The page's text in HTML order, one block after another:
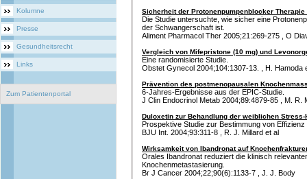
Kolumne
Presse
Gesundheitsrecht
Links
Zum Patientenportal
Sicherheit der Protonenpumpenblocker
Die Studie untersuchte, wie sicher eine
der Schwangerschaft ist.
Aliment Pharmacol Ther 2005;21:269-275 , O
Vergleich von Mifepristone (10 mg) und
Eine randomisierte Studie.
Obstet Gynecol 2004;104:1307-13. , H. Hamoda
Prävention des postmenopausalen
6-Jahres-Ergebnisse aus der EPIC-Studie.
J Clin Endocrinol Metab 2004;89:4879-85 , M. R.
Duloxetin zur Behandlung der weiblichen Stress-
Prospektive Studie zur Bestimmung von
BJU Int. 2004;93:311-8 , R. J. Millard et al
Wirksamkeit von Ibandronat auf
Orales Ibandronat reduziert die klinisch
Knochenmetastasierung.
Br J Cancer 2004;22;90(6):1133-7 , J. J. Body